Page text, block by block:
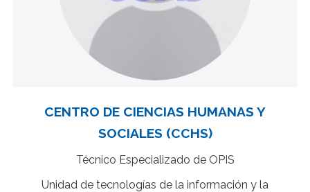
CENTRO DE CIENCIAS HUMANAS Y
SOCIALES (CCHS)
Técnico Especializado de OPIS
Unidad de tecnologías de la información y la